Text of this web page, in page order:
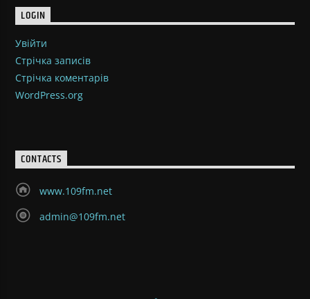
LOGIN
Увійти
Стрічка записів
Стрічка коментарів
WordPress.org
CONTACTS
www.109fm.net
admin@109fm.net